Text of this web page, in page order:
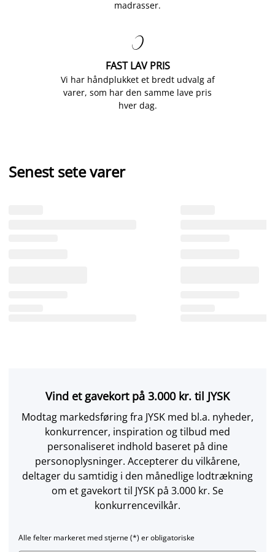
madrasser.

FAST LAV PRIS
Vi har håndplukket et bredt udvalg af
varer, som har den samme lave pris
hver dag.
Senest sete varer
Vind et gavekort på 3.000 kr. til JYSK
Modtag markedsføring fra JYSK med bl.a. nyheder,
konkurrencer, inspiration og tilbud med
personaliseret indhold baseret på dine
personoplysninger. Accepterer du vilkårene,
deltager du samtidig i den månedlige lodtrækning
om et gavekort til JYSK på 3.000 kr. Se
konkurrencevilkår.
Alle felter markeret med stjerne (*) er obligatoriske